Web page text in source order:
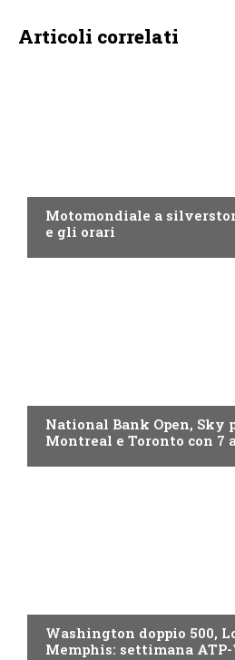
Articoli correlati
Motomondiale a
e gli orari
National Bank Open, Sky
Montreal e Toronto con 7
Washington doppio 500,
Memphis: settimana